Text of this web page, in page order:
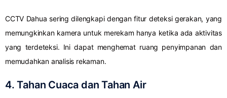
CCTV Dahua sering dilengkapi dengan fitur deteksi gerakan, yang
memungkinkan kamera untuk merekam hanya ketika ada aktivitas
yang terdeteksi. Ini dapat menghemat ruang penyimpanan dan
memudahkan analisis rekaman.
4. Tahan Cuaca dan Tahan Air